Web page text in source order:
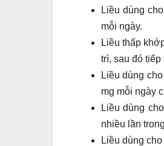
Liều dùng
mỗi ngày.
Liều thấp
trì, sau đó tiếp
Liều dùng
mg mỗi ngày
Liều dùng
nhiều lần
Liều dùng